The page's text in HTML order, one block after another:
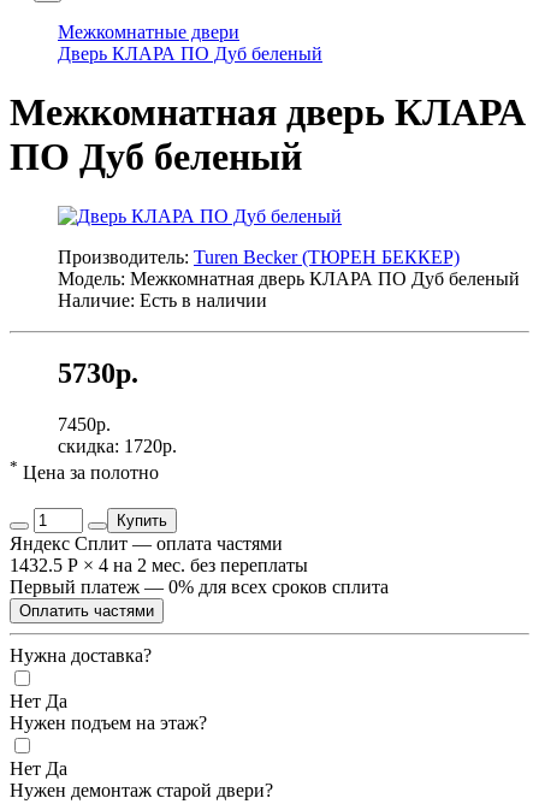
Межкомнатные двери
Дверь КЛАРА ПО Дуб беленый
Межкомнатная дверь КЛАРА
ПО Дуб беленый
Производитель: Turen Becker (ТЮРЕН БЕККЕР)
Модель: Межкомнатная дверь КЛАРА ПО Дуб беленый
Наличие: Есть в наличии
5730р.
7450р.
скидка: 1720р.
* Цена за полотно
Купить
Яндекс Сплит — оплата частями
1432.5 Р × 4 на 2 мес. без переплаты
Первый платеж — 0% для всех сроков сплита
Оплатить частями
Нужна доставка?
Нет Да
Нужен подъем на этаж?
Нет Да
Нужен демонтаж старой двери?